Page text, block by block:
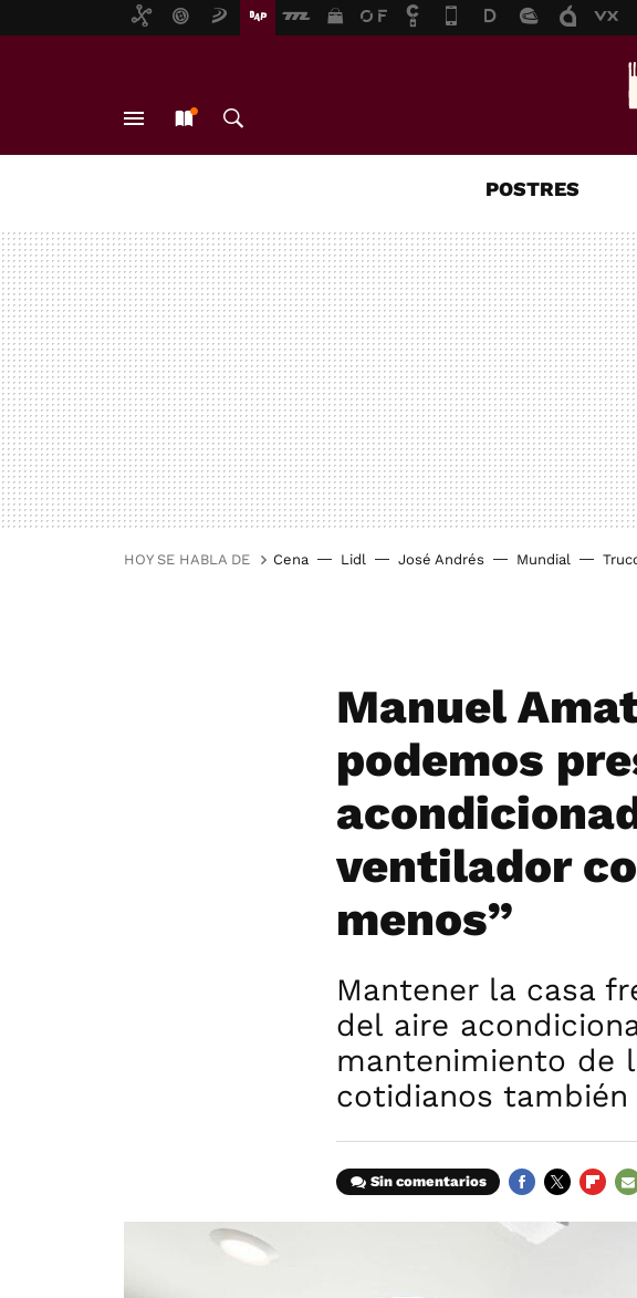
POSTRES
HOY SE HABLA DE Cena Lidl José Andrés Mundial
Manuel
podemos
ventilador
menos”
Mantener la casa
del aire
mantenimiento de
cotidianos
Sin comentarios